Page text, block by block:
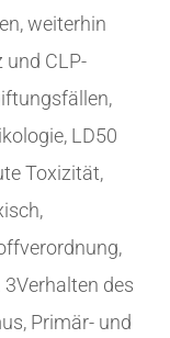
weiterhin
und CLP-
LD50
Toxizität,
des
Primär- und